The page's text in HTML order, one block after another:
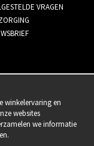
VRAGEN
winkelervaring en
websites
we informatie